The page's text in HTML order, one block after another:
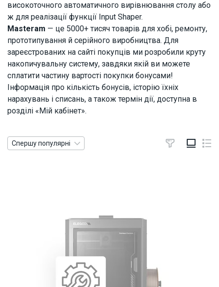
високоточного автоматичного вирівнювання столу або
ж для реалізації функції Input Shaper.
Masteram — це 5000+ тисяч товарів для хобі, ремонту,
прототипування й серійного виробництва. Для
зареєстрованих на сайті покупців ми розробили круту
накопичувальну систему, завдяки якій ви можете
сплатити частину вартості покупки бонусами!
Інформація про кількість бонусів, історію їхніх
нарахувань і списань, а також термін дії, доступна в
розділі «Мій кабінет».
Спершу популярні